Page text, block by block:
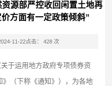
源部严控收回闲置土地再
方面有一定政策倾斜”
11-22点击： 428 次
于运用地方政府专项债券资
（下称《通知》），为各地